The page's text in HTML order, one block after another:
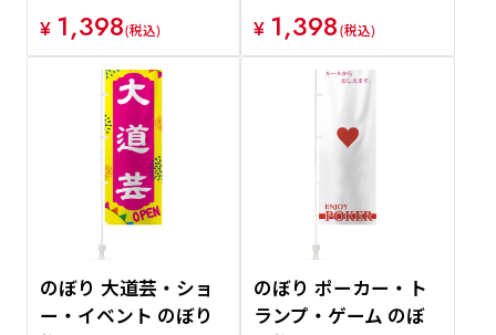
¥ 1,398(税込) ¥ 1,398(税込)
のぼり 大道芸・ショ
ー・イベント のぼり
のぼり ポーカー・ト
ランプ・ゲーム のぼ